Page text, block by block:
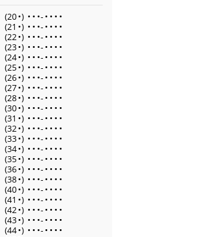
(20•) • • •- • • • •
(21 •) • • •- • • • •
(22•) • • •- • • • •
(23•) • • •- • • • •
(24•) • • •- • • • •
(25•) • • •- • • • •
(26•) • • •- • • • •
(27•) • • •- • • • •
(28•) • • •- • • • •
(30•) • • •- • • • •
(31 •) • • •- • • • •
(32•) • • •- • • • •
(33•) • • •- • • • •
(34•) • • •- • • • •
(35•) • • •- • • • •
(36•) • • •- • • • •
(38•) • • •- • • • •
(40•) • • •- • • • •
(41 •) • • •- • • • •
(42•) • • •- • • • •
(43•) • • •- • • • •
(44•) • • •- • • • •